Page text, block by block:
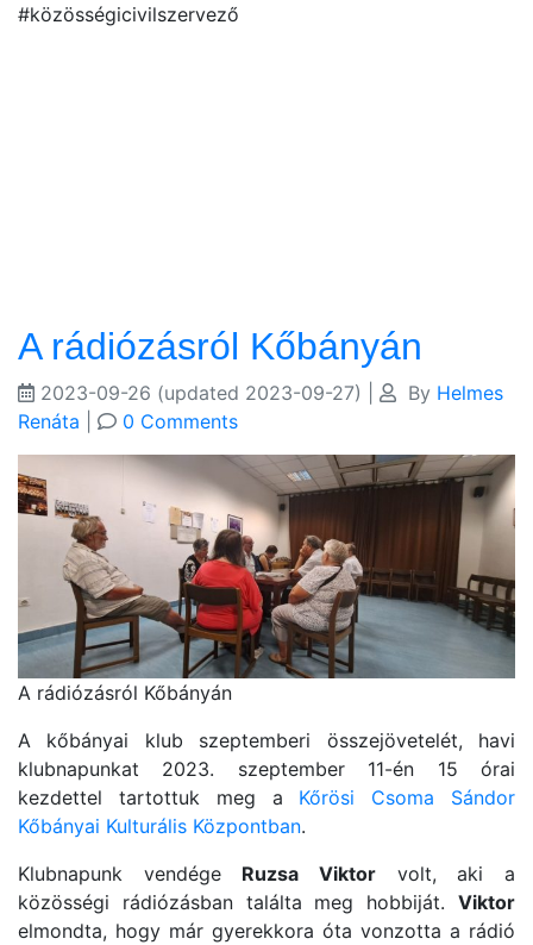
#közösségicivilszervező
A rádiózásról Kőbányán
2023-09-26 (updated 2023-09-27) By Helmes
Renáta
0 Comments
A rádiózásról Kőbányán
A kőbányai klub szeptemberi összejövetelét, havi
klubnapunkat 2023. szeptember 11-én 15 órai
kezdettel tartottuk meg a Kőrösi Csoma Sándor
Kőbányai Kulturális Központban.
Klubnapunk vendége Ruzsa Viktor volt, aki a
közösségi rádiózásban találta meg hobbiját. Viktor
elmondta, hogy már gyerekkora óta vonzotta a rádió